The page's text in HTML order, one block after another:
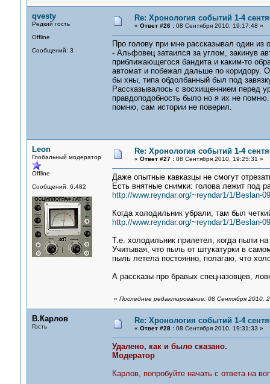
qvesty
Редкий гость
Offline
Сообщений: 3
Re: Хронология событий 1-4
« Ответ #26 :08 Сентября 2010, 19:17:48 »
Про голову при мне рассказывал один из
- Альфовец затаился за углом, закинув
приближающегося бандита и каким-то
автомат и побежал дальше по коридору.
бы хны, типа обдолбанный был под
Рассказывалось с восхищеннием перед
правдоподобность было но я их не
помню, сам истории не поверил.
Leon
Глобальный модератор
Offline
Сообщений: 6,482
Re: Хронология событий 1-4
« Ответ #27 :08 Сентября 2010, 19:25:31 »
Даже опытные кавказцы не смогут
Есть внятные снимки: голова лежит под
http://www.reyndar.org/~reyndar1/1/Beslan-
Когда холодильник убрали, там был
http://www.reyndar.org/~reyndar1/1/Beslan-
Т.е. холодильник прилетел, когда пыли
Учитывая, что пыль от штукатурки в
пыль летела постоянно, полагаю, что
А рассказы про бравых спецназовцев,
« Последнее редактирование: 08 Сентября 2010,
В.Карлов
Гость
Re: Хронология событий 1-4
« Ответ #28 :08 Сентября 2010, 19:31:33 »
Удалено, как и было сказано.
Модератор
Карлов, попробуйте начать с ответа на